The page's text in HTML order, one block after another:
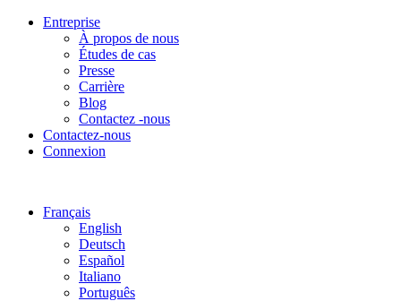
Entreprise
À propos de nous
Études de cas
Presse
Carrière
Blog
Contactez -nous
Contactez-nous
Connexion
Français
English
Deutsch
Español
Italiano
Português